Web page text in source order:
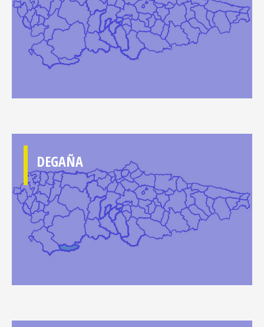
DEGAÑA